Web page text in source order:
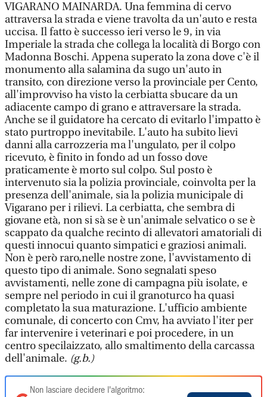
VIGARANO MAINARDA. Una femmina di cervo
attraversa la strada e viene travolta da un'auto e resta
uccisa. Il fatto è successo ieri verso le 9, in via
Imperiale la strada che collega la località di Borgo con
Madonna Boschi. Appena superato la zona dove c'è il
monumento alla salamina da sugo un'auto in
transito, con direzione verso la provinciale per Cento,
all'improvviso ha visto la cerbiatta sbucare da un
adiacente campo di grano e attraversare la strada.
Anche se il guidatore ha cercato di evitarlo l'impatto è
stato purtroppo inevitabile. L'auto ha subito lievi
danni alla carrozzeria ma l'ungulato, per il colpo
ricevuto, è finito in fondo ad un fosso dove
praticamente è morto sul colpo. Sul posto è
intervenuto sia la polizia provinciale, coinvolta per la
presenza dell'animale, sia la polizia municipale di
Vigarano per i rilievi. La cerbiatta, che sembra di
giovane età, non si sà se è un'animale selvatico o se è
scappato da qualche recinto di allevatori amatoriali di
questi innocui quanto simpatici e graziosi animali.
Non è però raro,nelle nostre zone, l'avvistamento di
questo tipo di animale. Sono segnalati speso
avvistamenti, nelle zone di campagna più isolate, e
sempre nel periodo in cui il granoturco ha quasi
completato la sua maturazione. L'ufficio ambiente
comunale, di concerto con Cmv, ha avviato l'iter per
far intervenire i veterinari e poi procedere, in un
centro specilaizzato, allo smaltimento della carcassa
dell'animale. (g.b.)
Non lasciare decidere l'algoritmo: